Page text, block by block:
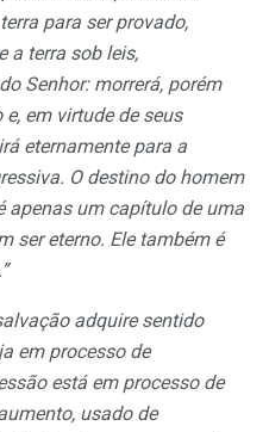
para ser provado,
a terra sob leis,
Senhor: morrerá, porém
em virtude de seus
eternamente para a
O destino do homem
apenas um capítulo de uma
ser eterno. Ele também é
adquire sentido
em processo de
está em processo de
usado de